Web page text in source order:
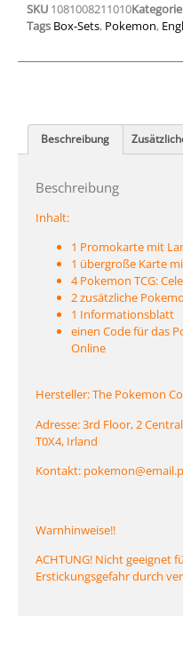
SKU 1081008211010Kategorie
Tags Box-Sets, Pokemon,
Beschreibung
Beschreibung
Inhalt:
1 Promokarte mit
1 übergroße Karte
4 Pokemon TCG:
2 zusätzliche
1 Informationsblatt
einen Code für das
Online
Hersteller: The Pokemon
Adresse: 3rd Floor, 2
T0X4, Irland
Kontakt:
Warnhinweise!!
ACHTUNG! Nicht geeignet
Erstickungsgefahr durch